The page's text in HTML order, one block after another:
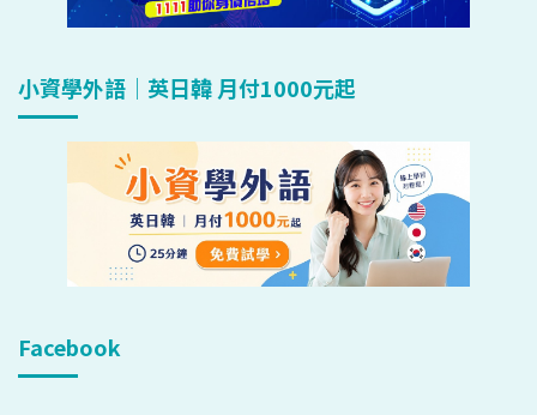
小資學外語｜英日韓 月付1000元起
Facebook